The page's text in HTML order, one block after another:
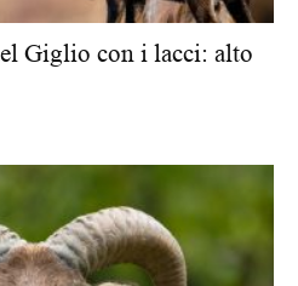
Giglio con i lacci: alto